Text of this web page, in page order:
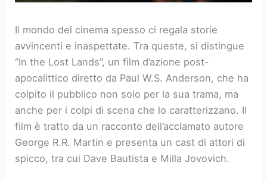
Il mondo del cinema spesso ci regala storie
avvincenti e inaspettate. Tra queste, si distingue
“In the Lost Lands”, un film d’azione post-
apocalittico diretto da Paul W.S. Anderson, che ha
colpito il pubblico non solo per la sua trama, ma
anche per i colpi di scena che lo caratterizzano. Il
film è tratto da un racconto dell’acclamato autore
George R.R. Martin e presenta un cast di attori di
spicco, tra cui Dave Bautista e Milla Jovovich.